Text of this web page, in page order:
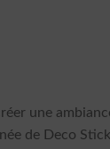
une
de Deco